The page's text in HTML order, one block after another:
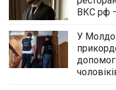
ВКС рф
У